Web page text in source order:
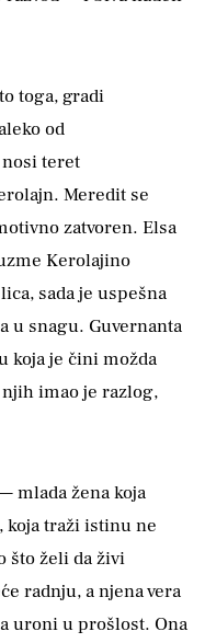
toga, gradi
od
teret
Meredit se
zatvoren. Elsa
Kerolajino
sada je uspešna
u snagu. Guvernanta
koja je čini možda
imao je razlog,
mlada žena koja
koja traži istinu ne
što želi da živi
radnju, a njena vera
uroni u prošlost. Ona